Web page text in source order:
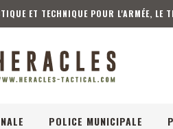
ET TECHNIQUE POUR L'ARMÉE, LE
POLICE MUNICIPALE